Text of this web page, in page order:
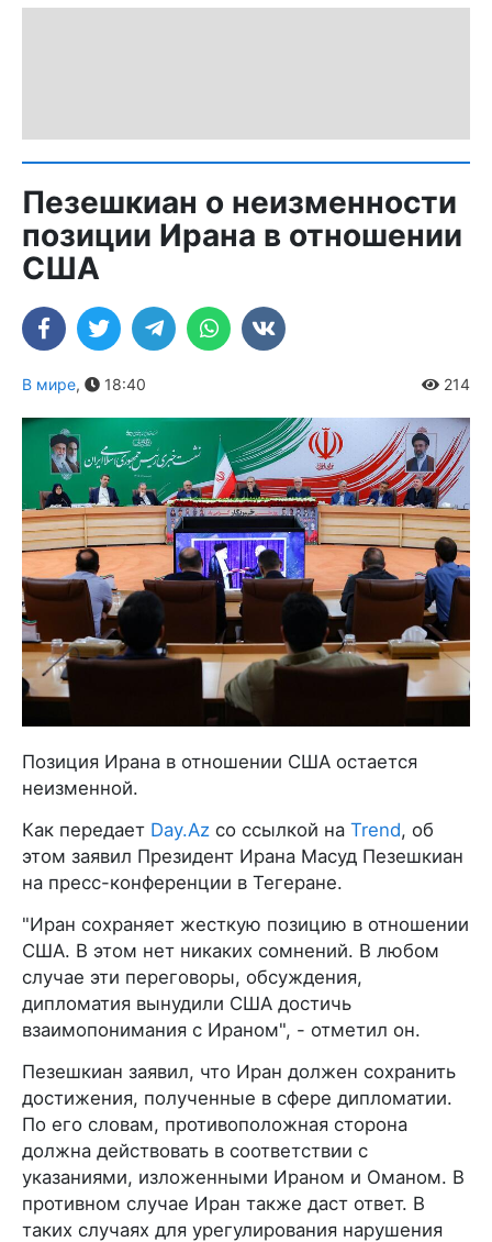
Пезешкиан о неизменности
позиции Ирана в отношении
США
В мире, 18:40 214
Позиция Ирана в отношении США остается
неизменной.
Как передает Day.Az со ссылкой на Trend, об
этом заявил Президент Ирана Масуд Пезешкиан
на пресс-конференции в Тегеране.
"Иран сохраняет жесткую позицию в отношении
США. В этом нет никаких сомнений. В любом
случае эти переговоры, обсуждения,
дипломатия вынудили США достичь
взаимопонимания с Ираном", - отметил он.
Пезешкиан заявил, что Иран должен сохранить
достижения, полученные в сфере дипломатии.
По его словам, противоположная сторона
должна действовать в соответствии с
указаниями, изложенными Ираном и Оманом. В
противном случае Иран также даст ответ. В
таких случаях для урегулирования нарушения